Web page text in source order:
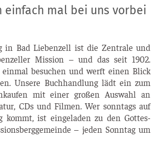
einfach mal bei uns vorbei
in Bad Lie­ben­zell ist die Zen­tra­le und
Mis­si­on – und das seit 1902.
ein­mal besu­chen und werft einen Blick
Unse­re Buch­hand­lung lädt ein zum
mit einer gro­ßen Aus­wahl an
CDs und Fil­men. Wer sonn­tags auf
kommt, ist ein­ge­la­den zu den Got­tes­
– jeden Sonn­tag um